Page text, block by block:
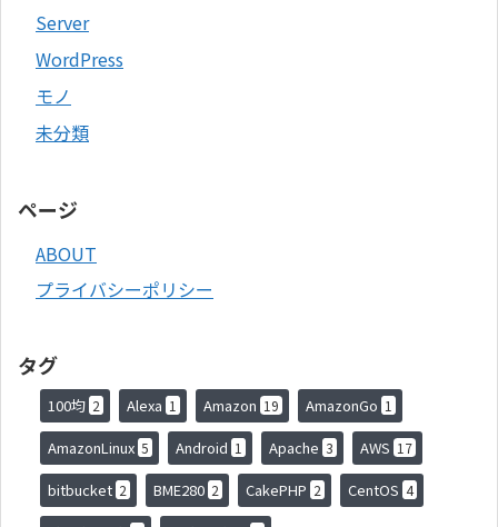
Server
WordPress
モノ
未分類
ページ
ABOUT
プライバシーポリシー
タグ
100均 2 Alexa 1 Amazon 19 AmazonGo 1
AmazonLinux 5 Android 1 Apache 3 AWS 17
bitbucket 2 BME280 2 CakePHP 2 CentOS 4